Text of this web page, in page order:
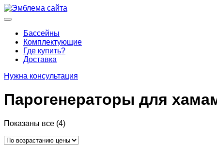
Перейти
к
Основное
Бассейны
Комплектующие
Где купить?
Доставка
Нужна консультация
Парогенераторы для
Показаны все (4)Цены:
возрастанию